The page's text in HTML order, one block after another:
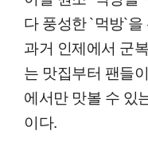
다 풍성한 `먹방`
과거 인제에서 군
는 맛집부터 팬들
에서만 맛볼 수 있
이다.